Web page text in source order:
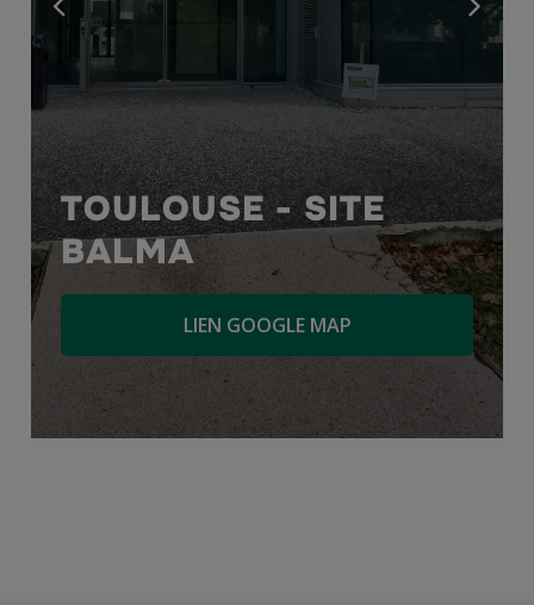
TOULOUSE - SITE
BALMA
LIEN GOOGLE MAP